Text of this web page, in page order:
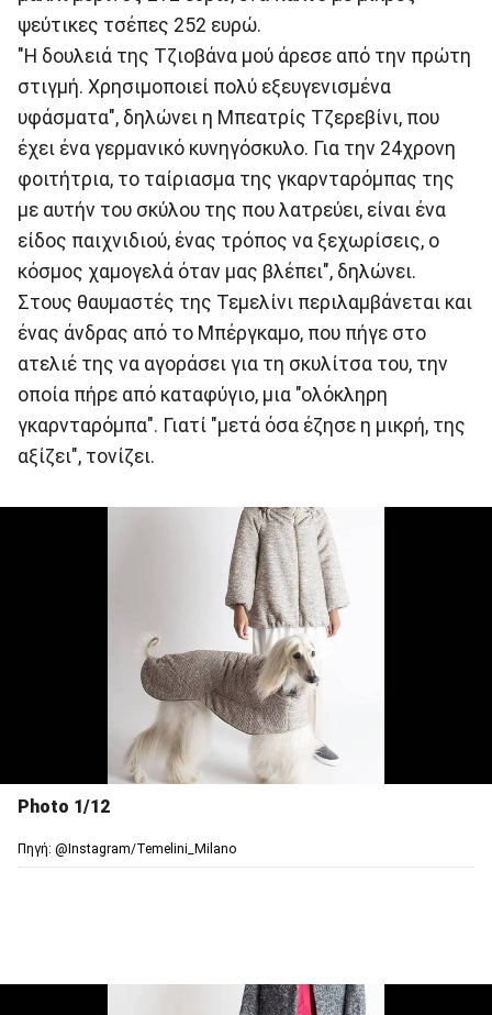
ψεύτικες τσέπες 252 ευρώ.
"Η δουλειά της Τζιοβάνα μού άρεσε από την πρώτη
στιγμή. Χρησιμοποιεί πολύ εξευγενισμένα
υφάσματα", δηλώνει η Μπεατρίς Τζερεβίνι, που
έχει ένα γερμανικό κυνηγόσκυλο. Για την 24χρονη
φοιτήτρια, το ταίριασμα της γκαρνταρόμπας της
με αυτήν του σκύλου της που λατρεύει, είναι ένα
είδος παιχνιδιού, ένας τρόπος να ξεχωρίσεις, ο
κόσμος χαμογελά όταν μας βλέπει", δηλώνει.
Στους θαυμαστές της Τεμελίνι περιλαμβάνεται και
ένας άνδρας από το Μπέργκαμο, που πήγε στο
ατελιέ της να αγοράσει για τη σκυλίτσα του, την
οποία πήρε από καταφύγιο, μια "ολόκληρη
γκαρνταρόμπα". Γιατί "μετά όσα έζησε η μικρή, της
αξίζει", τονίζει.
Photo 1/12
Πηγή: @Ιnstagram/Temelini_Milano